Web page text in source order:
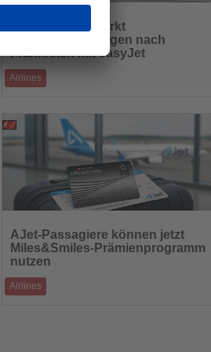
Lesen
die
Gran Canaria stärkt
Winterverbindungen nach
Frankreich mit easyJet
Airlines
Flugverbindung weiter aus. Die Fluggesellschaft
eas
Sie
die
Nachrichten
AJet-Passagiere können jetzt
Miles&Smiles-Prämienprogramm
nutzen
Airlines